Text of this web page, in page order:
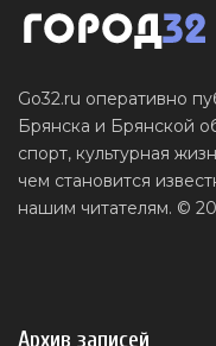
Go32.ru оперативно
Брянска и Брянской
спорт, культурная
чем становится
нашим читателям. ©
Архив записей